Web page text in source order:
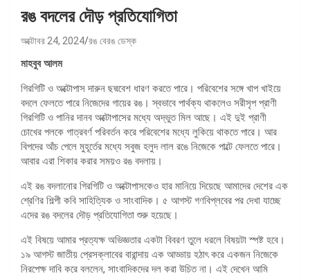
রঙ বদলের দৌড় প্রতিযোগিতা
অক্টোবর 24, 2024 রঙ বেরঙ ডেস্ক
মাহবুব আলম
গিরগিটি ও অক্টোপাস দারুন ছদ্মবেশ ধারণ করতে পারে। পরিবেশের সঙ্গে খাপ খাইয়ে
বদলে ফেলতে পারে নিজেদের গায়ের রঙ। স্বভাবে পার্থক্য থাকলেও সরীসৃপ প্রাণী
গিরগিটি ও পানির দানব অক্টোপাসের মধ্যে অদ্ভুত মিল আছে। এই দুই প্রাণী
চোখের পলকে গাত্রবর্ণ পরিবর্তন করে পরিবেশের মধ্যে লুকিয়ে থাকতে পারে। আর
বিপদের আঁচ পেলে মুহূর্তের মধ্যে সবুজ হলুদ লাল রঙে নিজেকে পাল্টে ফেলতে পারে।
আবার এরা শিকার করার সময়ও রঙ বদলায়।
এই রঙ বদলানোর গিরগিটি ও অক্টোপাসকেও হার মানিয়ে দিয়েছে আমাদের দেশের এক
শ্রেণির শিল্পী কবি সাহিত্যিক ও সাংবাদিক। ৫ আগস্ট গণবিপ্লবের পর দেখা যাচ্ছে
এদের রঙ বদলের দৌড় প্রতিযোগিতা শুরু হয়েছে।
এই বিষয়ে আমার প্রত্যক্ষ অভিজ্ঞতার একটা বিবরণ তুলে ধরলে বিষয়টা স্পষ্ট হবে।
১৯ আগস্ট জাতীয় প্রেসক্লাবের বারান্দায় এক আড্ডায় হঠাৎ করে একজন নিজেকে
নিরপেক্ষ দাবি করে বললেন, সাংবাদিকদের দল করা উচিত না। এই দেখেন আমি